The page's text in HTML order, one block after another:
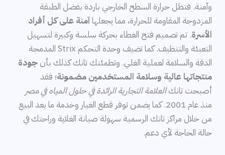
وآمنة. فتظل حرارة السطح الخارجي باردة بفضل الطبقة
المزدوجة المقاومة للحرارة، مما يجعلهاآمنة على كل أفراد
الأسرة. تم تصميم فتح الغطاء بحركة سلسة وكبيرة لتسهيل
التعبئة والتنظيف. كما تضيف وحدة التحكم Strix المدمجة
الدقة والسلامة لعملية الغلي. وتطمئنك تانك كذلك بأنجودة
منتجاتها عالية وسلامة المستخدمين مضمونة؛ فقد
أصبحت تانكالعلامة التجارية الرائدة في حلول المياه في مصر
منذ عام 2001. كما يضمن توفر قطع الغيار وخدمة ما بعد البيع
من خلال مراكز تانك الرسمية سهولة صيانة الغلاية وراحتك في
حالة الحاجة لأي دعم.